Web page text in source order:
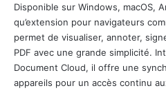
Disponible sur Windows, macOS,
qu’extension pour navigateurs
permet de visualiser, annoter,
PDF avec une grande simplicité.
Document Cloud, il offre une
appareils pour un accès continu